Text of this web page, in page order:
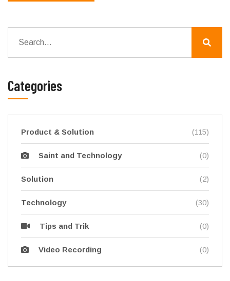
Categories
Product & Solution (115)
Saint and Technology (0)
Solution (2)
Technology (30)
Tips and Trik (0)
Video Recording (0)